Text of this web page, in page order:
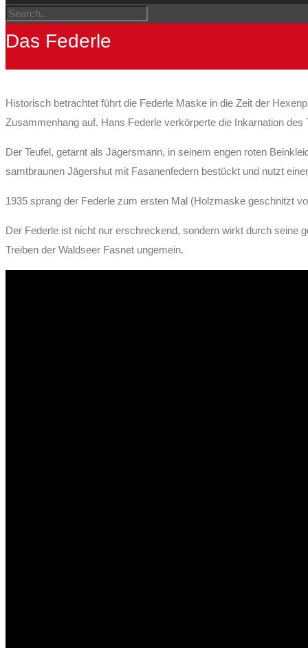
Das Federle
Historisch betrachtet führt die Federle Maske in die Zeit der
Zusammenhang auf. Hans Federle verkörperte die Inkarnation
Der Teufel, getarnt als Jägersmann, in seinem engen roten
samtbraunen Jägershut mit Fasanenfedern bestückt und nutzt
1935 sprang der Federle zum ersten Mal (Holzmaske geschnitzt
Der Federle ist nicht nur erschreckend, sondern wirkt durch seine
Treiben der Waldseer Fasnet ungemein.